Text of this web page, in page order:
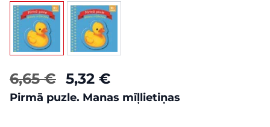
View larger imageView larger image
6,65 € 5,32 €
Pirmā puzle. Manas mīļlietiņas